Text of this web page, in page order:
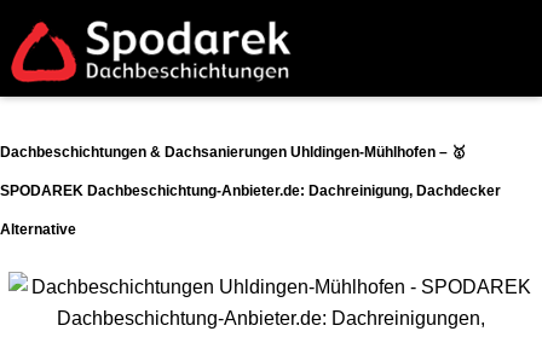
Dachbeschichtungen & Dachsanierungen Uhldingen-Mühlhofen – 🥇
SPODAREK Dachbeschichtung-Anbieter.de: Dachreinigung, Dachdecker
Alternative